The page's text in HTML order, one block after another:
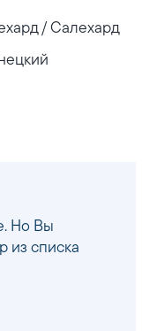
/ Салехард
Но Вы
из списка